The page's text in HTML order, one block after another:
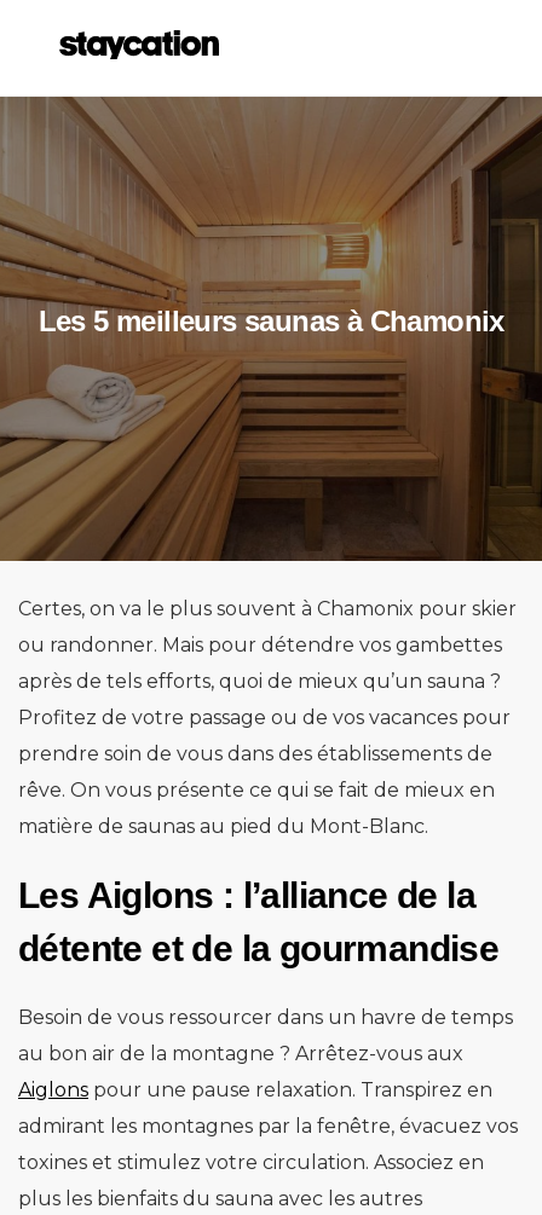
Les 5 meilleurs saunas à Chamonix
Certes, on va le plus souvent à Chamonix pour skier
ou randonner. Mais pour détendre vos gambettes
après de tels efforts, quoi de mieux qu’un sauna ?
Profitez de votre passage ou de vos vacances pour
prendre soin de vous dans des établissements de
rêve. On vous présente ce qui se fait de mieux en
matière de saunas au pied du Mont-Blanc.
Les Aiglons : l’alliance de la
détente et de la gourmandise
Besoin de vous ressourcer dans un havre de temps
au bon air de la montagne ? Arrêtez-vous aux
Aiglons pour une pause relaxation. Transpirez en
admirant les montagnes par la fenêtre, évacuez vos
toxines et stimulez votre circulation. Associez en
plus les bienfaits du sauna avec les autres